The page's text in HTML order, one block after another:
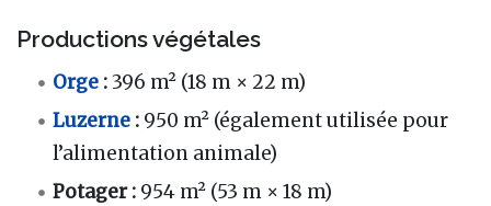
Productions végétales
Orge : 396 m² (18 m × 22 m)
Luzerne : 950 m² (également utilisée pour
l’alimentation animale)
Potager : 954 m² (53 m × 18 m)